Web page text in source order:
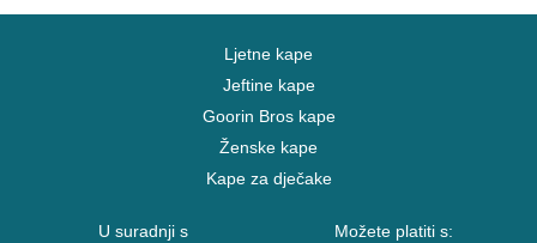
Ljetne kape
Jeftine kape
Goorin Bros kape
Ženske kape
Kape za dječake
U suradnji s
Možete platiti s: